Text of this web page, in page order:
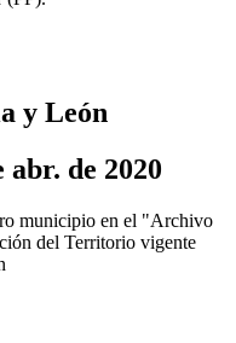
y León
abr. de 2020
municipio en el "Archivo
del Territorio vigente